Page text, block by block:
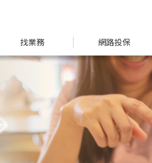
找業務 網路投保